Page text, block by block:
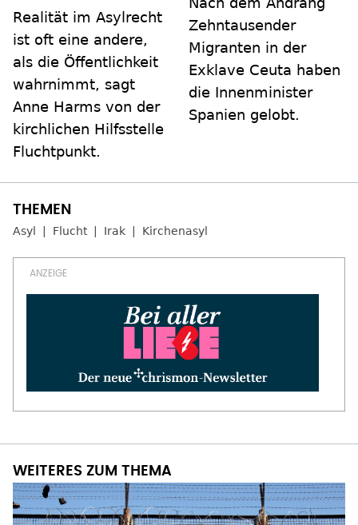
Realität im Asylrecht
ist oft eine andere,
als die Öffentlichkeit
wahrnimmt, sagt
Anne Harms von der
kirchlichen Hilfsstelle
Fluchtpunkt.
Zehntausender
Migranten in der
Exklave Ceuta haben
die Innenminister
Spanien gelobt.
Asyl Flucht Irak Kirchenasyl
WEITERES ZUM THEMA